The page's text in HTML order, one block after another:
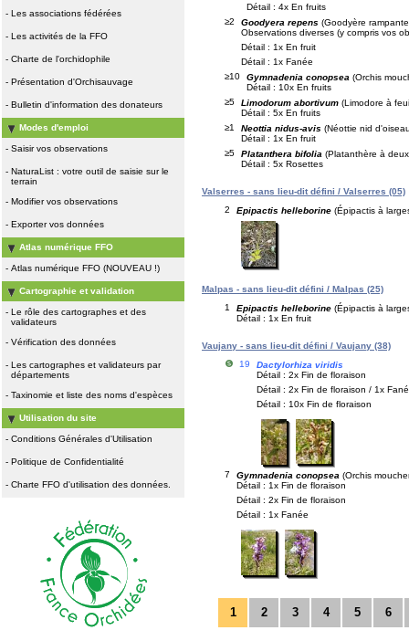
- Les associations fédérées
- Les activités de la FFO
- Charte de l'orchidophile
- Présentation d'Orchisauvage
- Bulletin d'information des donateurs
Modes d'emploi
- Saisir vos observations
- NaturaList : votre outil de saisie sur le
terrain
- Modifier vos observations
- Exporter vos données
Atlas numérique FFO
- Atlas numérique FFO (NOUVEAU !)
Cartographie et validation
- Le rôle des cartographes et des
validateurs
- Vérification des données
- Les cartographes et validateurs par
départements
- Taxinomie et liste des noms d'espèces
Utilisation du site
- Conditions Générales d'Utilisation
- Politique de Confidentialité
- Charte FFO d'utilisation des données.
Détail : 4x En fruits
≥2
Goodyera repens (Goodyère
Observations diverses (y compris vos
Détail : 1x En fruit
Détail : 1x Fanée
≥10
Gymnadenia conopsea (Orchis
Détail : 10x En fruits
≥5
Limodorum abortivum (Limodore à
Détail : 5x En fruits
≥1
Neottia nidus-avis (Néottie nid
Détail : 1x En fruit
≥5
Platanthera bifolia (Platanthère à
Détail : 5x Rosettes
Valserres - sans lieu-dit défini / Valserres (05)
2
Epipactis helleborine (Épipactis à
Malpas - sans lieu-dit défini / Malpas (25)
1
Epipactis helleborine (Épipactis à
Détail : 1x En fruit
Vaujany - sans lieu-dit défini / Vaujany (38)
19
Dactylorhiza viridis
Détail : 2x Fin de floraison
Détail : 2x Fin de floraison / 1x
Détail : 10x Fin de floraison
7 Gymnadenia conopsea (Orchis
Détail : 1x Fin de floraison
Détail : 2x Fin de floraison
Détail : 1x Fanée
1 2 3 4 5 6